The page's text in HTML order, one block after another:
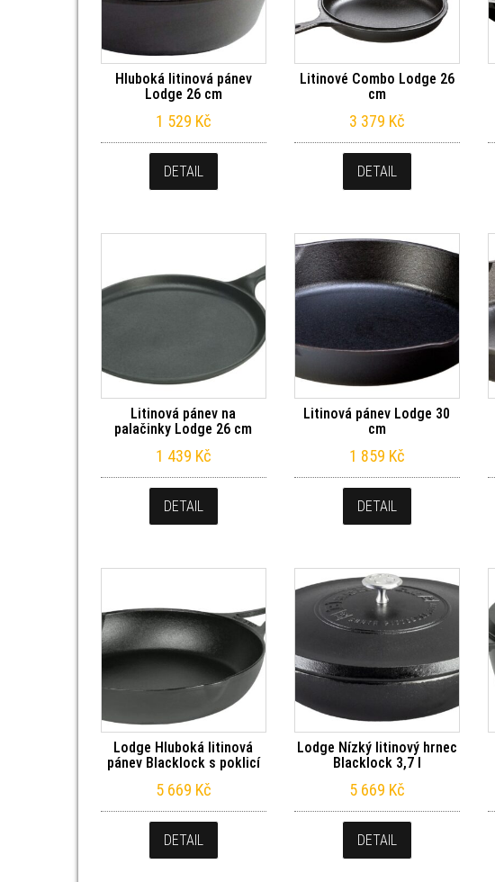
Hluboká litinová pánev
Lodge 26 cm
1 529 Kč
DETAIL
Litinové Combo Lodge 26
cm
3 379 Kč
DETAIL
Litinová pánev na
palačinky Lodge 26 cm
1 439 Kč
DETAIL
Litinová pánev Lodge 30
cm
1 859 Kč
DETAIL
Lodge Hluboká litinová
pánev Blacklock s poklicí
5 669 Kč
DETAIL
Lodge Nízký litinový hrnec
Blacklock 3,7 l
5 669 Kč
DETAIL